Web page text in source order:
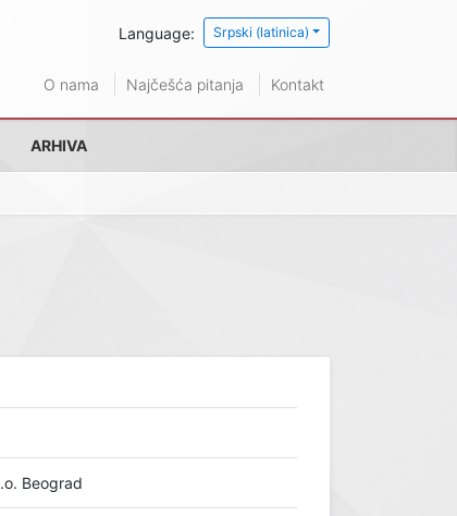
Language: Srpski (latinica)
O nama Najčešća pitanja Kontakt
ARHIVA
Beograd